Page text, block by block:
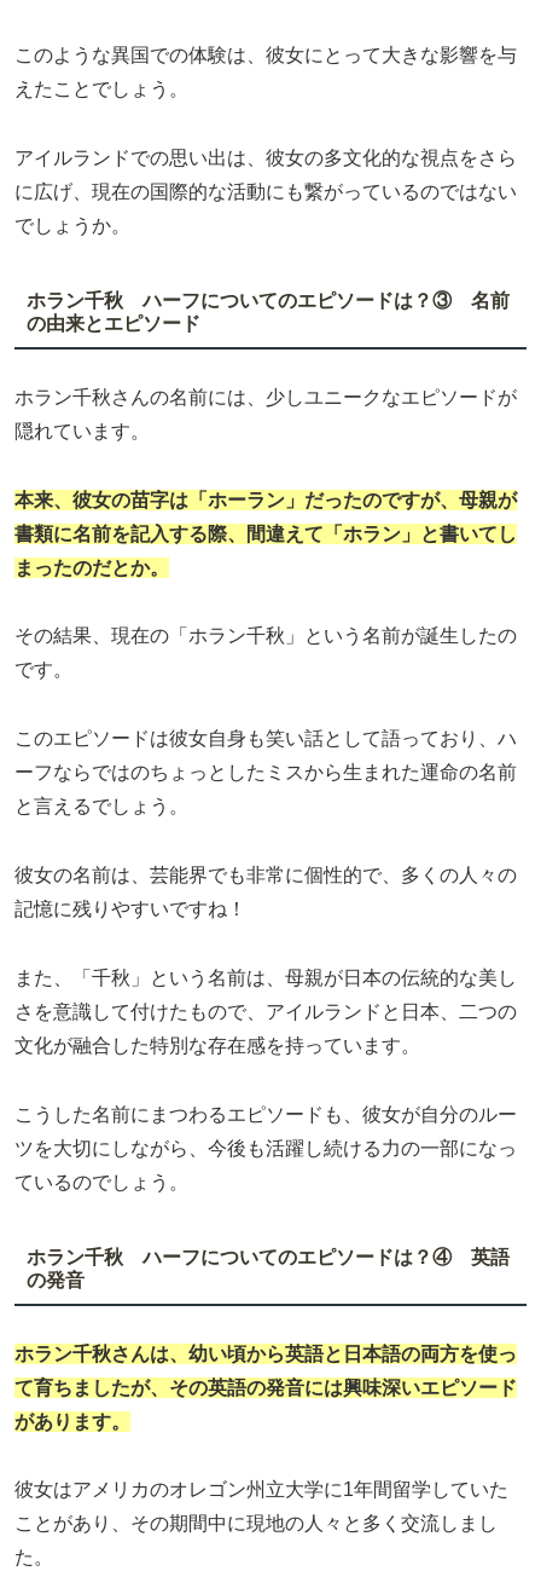
このような異国での体験は、彼女にとって大きな影響を与
えたことでしょう。
アイルランドでの思い出は、彼女の多文化的な視点をさら
に広げ、現在の国際的な活動にも繋がっているのではない
でしょうか。
ホラン千秋 ハーフについてのエピソードは？③ 名前
の由来とエピソード
ホラン千秋さんの名前には、少しユニークなエピソードが
隠れています。
本来、彼女の苗字は「ホーラン」だったのですが、母親が
書類に名前を記入する際、間違えて「ホラン」と書いてし
まったのだとか。
その結果、現在の「ホラン千秋」という名前が誕生したの
です。
このエピソードは彼女自身も笑い話として語っており、ハ
ーフならではのちょっとしたミスから生まれた運命の名前
と言えるでしょう。
彼女の名前は、芸能界でも非常に個性的で、多くの人々の
記憶に残りやすいですね！
また、「千秋」という名前は、母親が日本の伝統的な美し
さを意識して付けたもので、アイルランドと日本、二つの
文化が融合した特別な存在感を持っています。
こうした名前にまつわるエピソードも、彼女が自分のルー
ツを大切にしながら、今後も活躍し続ける力の一部になっ
ているのでしょう。
ホラン千秋 ハーフについてのエピソードは？④ 英語
の発音
ホラン千秋さんは、幼い頃から英語と日本語の両方を使っ
て育ちましたが、その英語の発音には興味深いエピソード
があります。
彼女はアメリカのオレゴン州立大学に1年間留学していた
ことがあり、その期間中に現地の人々と多く交流しまし
た。